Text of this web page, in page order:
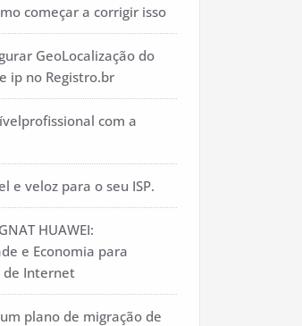
começar a corrigir isso
GeoLocalização do
ip no Registro.br
com a
e veloz para o seu ISP.
HUAWEI:
e Economia para
de Internet
plano de migração de